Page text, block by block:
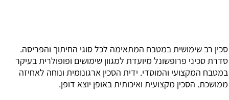
סכין רב שימושית במטבח המתאימה לכל סוגי החיתוך והפריסה.
סדרת סכיני פרופשונל מיועדת למגוון שימושים ופופולרית בעיקר
במטבח המקצועי והמוסדי. ידית הסכין ארגונומית ונוחה לאחיזה
ממושכת. הסכין מקצועית ואיכותית באופן יוצא דופן.